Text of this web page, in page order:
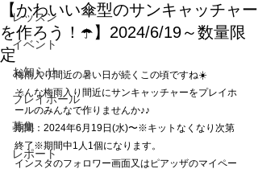
レッスン
イベント
お知らせ
プレイホール
募集
レポート
【かわいい傘型のサンキャッチャー
を作ろう！☂️】2024/6/19～数量限
定
梅雨入り間近の暑い日が続くこの頃ですね☀️
そんな梅雨入り間近にサンキャッチャーをプレイホ
ールのみんなで作りませんか♪♪
期間：2024年6月19日(水)〜※キットなくなり次第
終了※期間中1人1個になります。
インスタのフォロワー画面又はピアッザのマイペー